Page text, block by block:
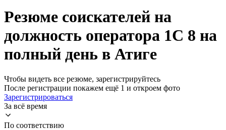
Резюме соискателей на
должность оператора 1С 8 на
полный день в Атиге
Чтобы видеть все резюме, зарегистрируйтесь
После регистрации покажем ещё 1 и откроем фото
Зарегистрироваться
За всё время
По соответствию